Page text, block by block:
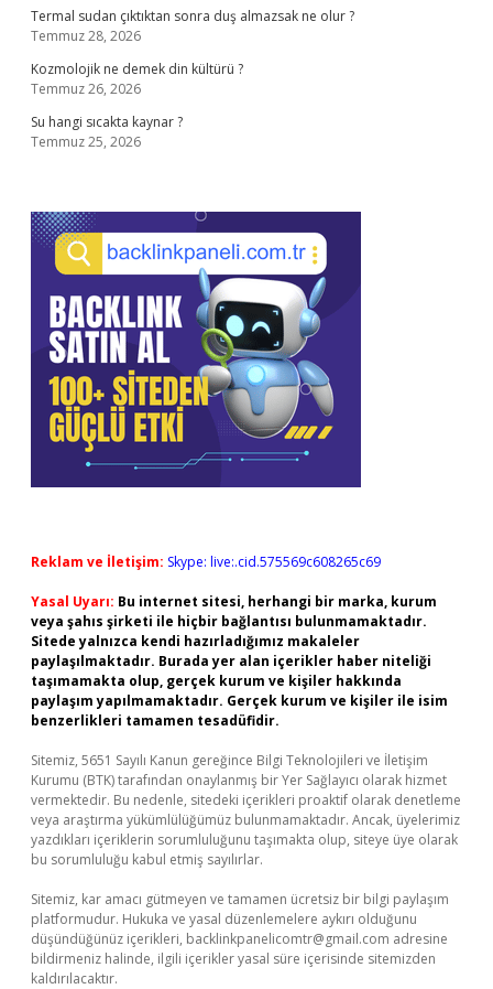
Termal sudan çıktıktan sonra duş almazsak ne olur ?
Temmuz 28, 2026
Kozmolojik ne demek din kültürü ?
Temmuz 26, 2026
Su hangi sıcakta kaynar ?
Temmuz 25, 2026
Reklam ve İletişim: Skype: live:.cid.575569c608265c69
Yasal Uyarı: Bu internet sitesi, herhangi bir marka, kurum
veya şahıs şirketi ile hiçbir bağlantısı bulunmamaktadır.
Sitede yalnızca kendi hazırladığımız makaleler
paylaşılmaktadır. Burada yer alan içerikler haber niteliği
taşımamakta olup, gerçek kurum ve kişiler hakkında
paylaşım yapılmamaktadır. Gerçek kurum ve kişiler ile isim
benzerlikleri tamamen tesadüfidir.
Sitemiz, 5651 Sayılı Kanun gereğince Bilgi Teknolojileri ve İletişim
Kurumu (BTK) tarafından onaylanmış bir Yer Sağlayıcı olarak hizmet
vermektedir. Bu nedenle, sitedeki içerikleri proaktif olarak denetleme
veya araştırma yükümlülüğümüz bulunmamaktadır. Ancak, üyelerimiz
yazdıkları içeriklerin sorumluluğunu taşımakta olup, siteye üye olarak
bu sorumluluğu kabul etmiş sayılırlar.
Sitemiz, kar amacı gütmeyen ve tamamen ücretsiz bir bilgi paylaşım
platformudur. Hukuka ve yasal düzenlemelere aykırı olduğunu
düşündüğünüz içerikleri, backlinkpanelicomtr@gmail.com adresine
bildirmeniz halinde, ilgili içerikler yasal süre içerisinde sitemizden
kaldırılacaktır.